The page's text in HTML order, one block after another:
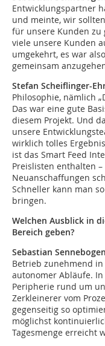
Entwicklungspartner
und meinte, wir
für unsere Kunden zu
viele unsere Kunden
umgekehrt, es war
gemeinsam
Stefan Scheiflinger-
Philosophie, nämlich
Das war eine gute
diesem Projekt. Und
unsere
wirklich tolles
ist das Smart Feed
Preislisten enthalten
Neuanschaffungen
Schneller kann man
bringen.
Welchen Ausblick in
Bereich geben?
Sebastian
Betrieb zunehmend
autonomer Abläufe.
Peripherie rund um
Zerkleinerer vom
gegenseitig so
möglichst
Tagesmenge erreicht